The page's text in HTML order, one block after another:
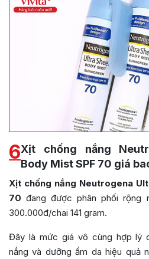
6Xịt chống nắng
Body Mist SPF 70 giá
Xịt chống nắng Neutrogena
70 đang được phân phối rộng
300.000đ/chai 141 gram.
Đây là mức giá vô cùng hợp lý
nắng và dưỡng ẩm da hiệu quả